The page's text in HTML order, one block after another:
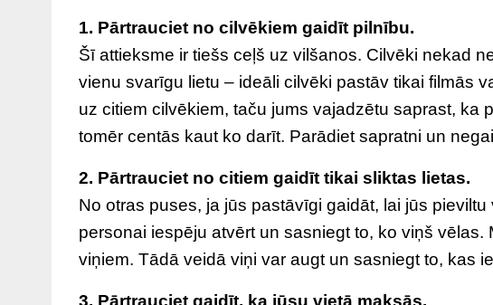
1. Pārtrauciet no cilvēkiem gaidīt pilnību.
Šī attieksme ir tiešs ceļš uz vilšanos. Cilvēki nekad
vienu svarīgu lietu – ideāli cilvēki pastāv tikai filmās
uz citiem cilvēkiem, taču jums vajadzētu saprast, ka
tomēr centās kaut ko darīt. Parādiet sapratni un
2. Pārtrauciet no citiem gaidīt tikai sliktas lietas.
No otras puses, ja jūs pastāvīgi gaidāt, lai jūs
personai iespēju atvērt un sasniegt to, ko viņš
viņiem. Tādā veidā viņi var augt un sasniegt to, kas
3. Pārtrauciet gaidīt, ka jūsu vietā maksās.